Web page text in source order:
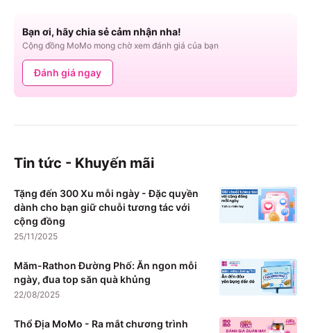
Bạn ơi, hãy chia sẻ cảm nhận nha!
Cộng đồng MoMo mong chờ xem đánh giá của bạn
Đánh giá ngay
Tin tức - Khuyến mãi
Tặng đến 300 Xu mỗi ngày - Đặc quyền
dành cho bạn giữ chuỗi tương tác với
cộng đồng
25/11/2025
Măm-Rathon Đường Phố: Ăn ngon mỗi
ngày, đua top săn quà khủng
22/08/2025
Thổ Địa MoMo - Ra mắt chương trình